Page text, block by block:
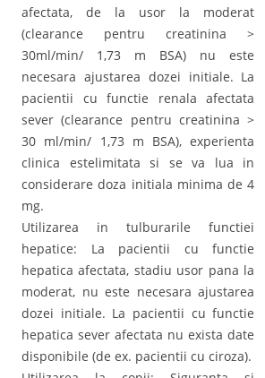
afectata, de la usor la moderat
(clearance pentru creatinina >
30ml/min/ 1,73 m BSA) nu este
necesara ajustarea dozei initiale. La
pacientii cu functie renala afectata
sever (clearance pentru creatinina >
30 ml/min/ 1,73 m BSA), experienta
clinica estelimitata si se va lua in
considerare doza initiala minima de 4
mg.
Utilizarea in tulburarile functiei
hepatice: La pacientii cu functie
hepatica afectata, stadiu usor pana la
moderat, nu este necesara ajustarea
dozei initiale. La pacientii cu functie
hepatica sever afectata nu exista date
disponibile (de ex. pacientii cu ciroza).